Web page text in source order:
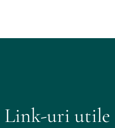
Link-uri utile